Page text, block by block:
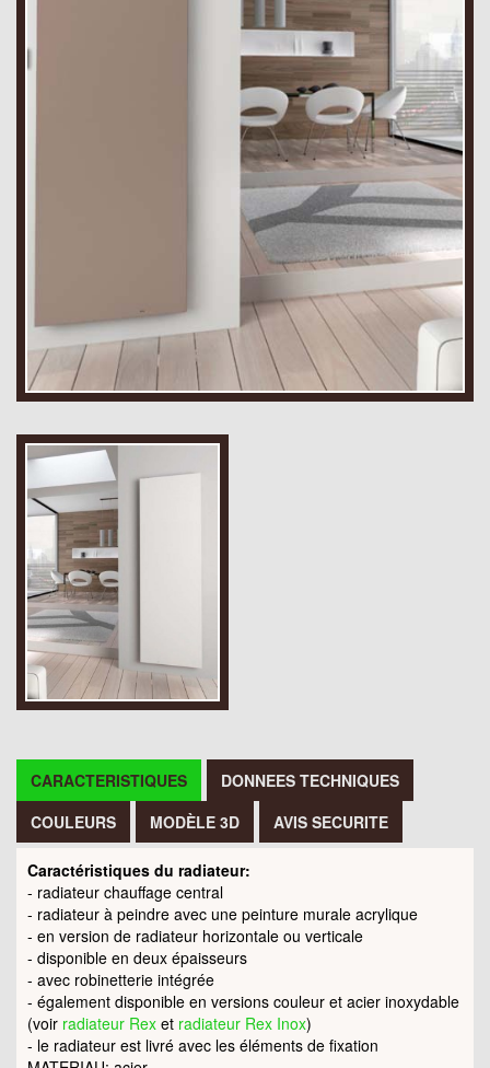
CARACTERISTIQUES
DONNEES TECHNIQUES
COULEURS
MODÈLE 3D AVIS SECURITE
Caractéristiques du radiateur:
- radiateur chauffage central
- radiateur à peindre avec une peinture murale acrylique
- en version de radiateur horizontale ou verticale
- disponible en deux épaisseurs
- avec robinetterie intégrée
- également disponible en versions couleur et acier inoxydable
(voir radiateur Rex et radiateur Rex Inox)
- le radiateur est livré avec les éléments de fixation